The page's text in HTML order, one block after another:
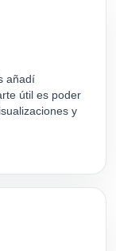
añadí
útil es poder
y